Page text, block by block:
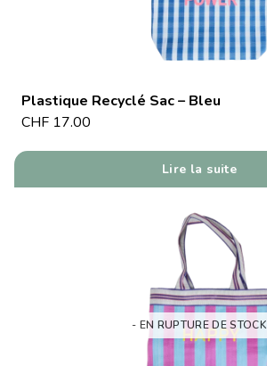
Plastique Recyclé Sac – Bleu
CHF 17.00
Lire la suite
- EN RUPTURE DE STOCK